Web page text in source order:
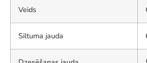
Veids
Siltuma jauda